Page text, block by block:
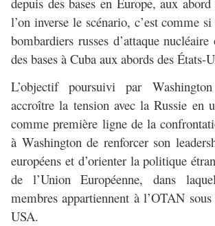
l’on inverse le scénario, c’est comme
bombardiers russes d’attaque
des bases à Cuba aux abords des États-
L’objectif poursuivi par
accroître la tension avec la Russie en
comme première ligne de la
à Washington de renforcer son
européens et d’orienter la politique
de l’Union Européenne, dans
membres appartiennent à l’OTAN
USA.